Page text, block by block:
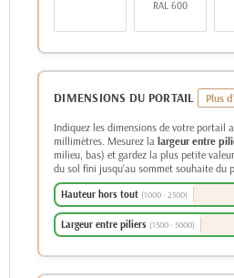
RAL 600
DIMENSIONS DU PORTAIL
Indiquez les dimensions de votre portail
millimètres. Mesurez la largeur entre
milieu, bas) et gardez la plus petite
du sol fini jusqu'au sommet souhaite du
Hauteur hors tout (1000 - 2500)
Largeur entre piliers (1500 - 5000)